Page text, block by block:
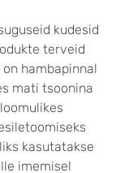
kudesid
terveid
hambapinnal
mati tsoonina
kasutatakse
imemisel